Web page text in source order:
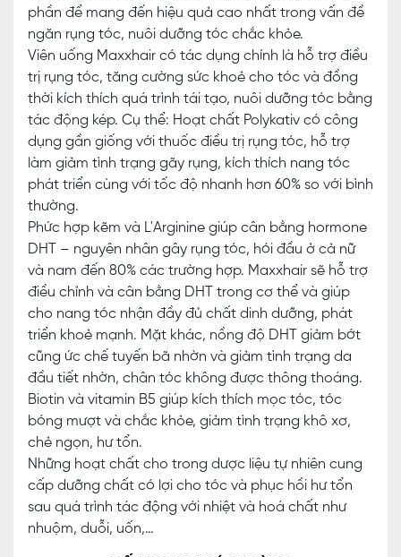
phần để mang đến hiệu quả cao nhất trong vấn đề
ngăn rụng tóc, nuôi dưỡng tóc chắc khỏe.
Viên uống Maxxhair có tác dụng chính là hỗ trợ điều
trị rụng tóc, tăng cường sức khoẻ cho tóc và đồng
thời kích thích quá trình tái tạo, nuôi dưỡng tóc bằng
tác động kép. Cụ thể: Hoạt chất Polykativ có công
dụng gần giống với thuốc điều trị rụng tóc, hỗ trợ
làm giảm tình trạng gãy rụng, kích thích nang tóc
phát triển cùng với tốc độ nhanh hơn 60% so với bình
thường.
Phức hợp kẽm và L'Arginine giúp cân bằng hormone
DHT – nguyên nhân gây rụng tóc, hói đầu ở cả nữ
và nam đến 80% các trường hợp. Maxxhair sẽ hỗ trợ
điều chỉnh và cân bằng DHT trong cơ thể và giúp
cho nang tóc nhận đầy đủ chất dinh dưỡng, phát
triển khoẻ mạnh. Mặt khác, nồng độ DHT giảm bớt
cũng ức chế tuyến bã nhờn và giảm tình trạng da
đầu tiết nhờn, chân tóc không được thông thoáng.
Biotin và vitamin B5 giúp kích thích mọc tóc, tóc
bóng mượt và chắc khỏe, giảm tình trạng khô xơ,
chẻ ngọn, hư tổn.
Những hoạt chất cho trong dược liệu tự nhiên cung
cấp dưỡng chất có lợi cho tóc và phục hồi hư tổn
sau quá trình tác động với nhiệt và hoá chất như
nhuộm, duỗi, uốn,…